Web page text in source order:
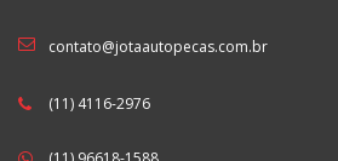
contato@jotaautopecas.com.br
(11) 4116-2976